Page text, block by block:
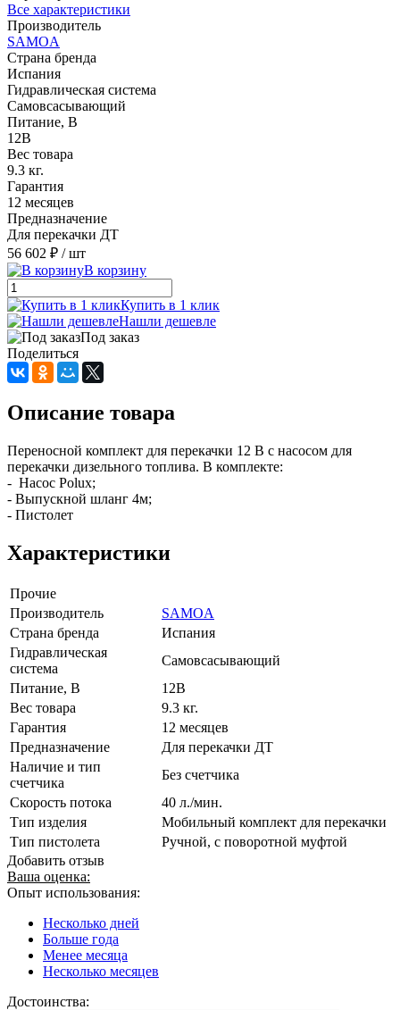
Все характеристики
Производитель
SAMOA
Страна бренда
Испания
Гидравлическая система
Cамовсасывающий
Питание, В
12В
Вес товара
9.3 кг.
Гарантия
12 месяцев
Предназначение
Для перекачки ДТ
56 602 ₽ / шт
В корзину
Купить в 1 клик
Нашли дешевле
Под заказ
Поделиться
Описание товара
Переносной комплект для перекачки 12 В с насосом для
перекачки дизельного топлива. В комплекте:
- Насос Polux;
- Выпускной шланг 4м;
- Пистолет
Характеристики
Прочие
Производитель
SAMOA
Страна бренда
Испания
Гидравлическая
система
Cамовсасывающий
Питание, В
12В
Вес товара
9.3 кг.
Гарантия
12 месяцев
Предназначение
Для перекачки ДТ
Наличие и тип
счетчика
Без счетчика
Скорость потока
40 л./мин.
Тип изделия
Мобильный комплект для перекачки
Тип пистолета
Ручной, с поворотной муфтой
Добавить отзыв
Ваша оценка:
Опыт использования:
Несколько дней
Больше года
Менее месяца
Несколько месяцев
Достоинства: